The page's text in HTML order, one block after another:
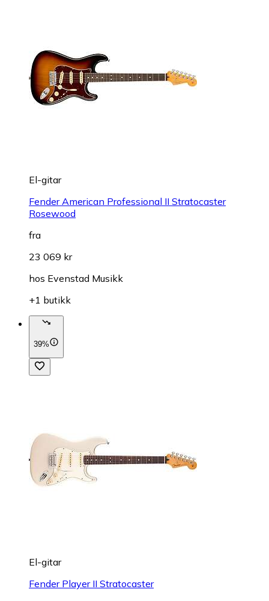
El-gitar
Fender American Professional II Stratocaster
Rosewood
fra
23 069 kr
hos Evenstad Musikk
+1 butikk
39%
El-gitar
Fender Player II Stratocaster